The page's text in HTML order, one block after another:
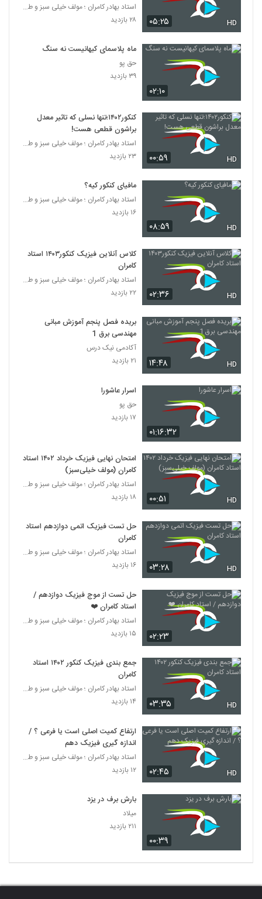
۰۵:۲۵ HD
استاد بهادر کامران ؛ مولف خیلی سبز و طراح قلم چی
۲۸ بازدید
۰۲:۱۰
ماه پلاسمای کیهانیست نه سنگ
حق پو
۳۹ بازدید
۰۰:۵۹ HD
کنکور۱۴۰۲؛تنها نسلی که تاثیر معدل
براشون قطعی هست!
استاد بهادر کامران ؛ مولف خیلی سبز و طراح قلم چی
۲۳ بازدید
۰۸:۵۹ HD
مافیای کنکور کیه؟
استاد بهادر کامران ؛ مولف خیلی سبز و طراح قلم چی
۱۶ بازدید
۰۲:۳۶ HD
کلاس آنلاین فیزیک کنکور۱۴۰۳ استاد
کامران
استاد بهادر کامران ؛ مولف خیلی سبز و طراح قلم چی
۲۲ بازدید
۱۴:۴۸ HD
بریده فصل پنجم آموزش مبانی
مهندسی برق 1
آکادمی نیک درس
۲۱ بازدید
۰۱:۱۶:۳۲
اسرار عاشورا
حق پو
۱۷ بازدید
۰۰:۵۱ HD
امتحان نهایی فیزیک خرداد ۱۴۰۲ استاد
کامران (مولف خیلی‌سبز)
استاد بهادر کامران ؛ مولف خیلی سبز و طراح قلم چی
۱۸ بازدید
۰۳:۲۸ HD
حل تست فیزیک اتمی دوازدهم استاد
کامران
استاد بهادر کامران ؛ مولف خیلی سبز و طراح قلم چی
۱۶ بازدید
۰۲:۲۳
حل تست از موج فیزیک دوازدهم /
استاد کامران ❤️
استاد بهادر کامران ؛ مولف خیلی سبز و طراح قلم چی
۱۵ بازدید
۰۳:۳۵ HD
جمع بندی فیزیک کنکور ۱۴۰۲ استاد
کامران
استاد بهادر کامران ؛ مولف خیلی سبز و طراح قلم چی
۱۴ بازدید
۰۲:۴۵ HD
ارتفاع کمیت اصلی است یا فرعی ؟ /
اندازه گیری فیزیک دهم
استاد بهادر کامران ؛ مولف خیلی سبز و طراح قلم چی
۱۲ بازدید
۰۰:۳۹
بارش برف در یزد
میلاد
۲۱۱ بازدید